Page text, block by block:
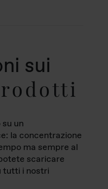
sui
un
la concentrazione
ma sempre al
scaricare
tutti i nostri